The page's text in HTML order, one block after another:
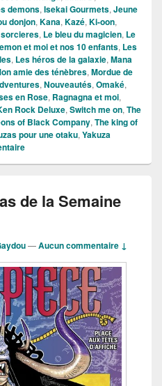
demons, Isekai Gourmets, Jeune
donjon, Kana, Kazé, Ki-oon,
, Le bleu du magicien, Le
et moi et nos 10 enfants, Les
, Les héros de la galaxie, Mana
amie des ténèbres, Mordue de
, Nouveautés, Omaké,
en Rose, Ragnagna et moi,
Rock Deluxe, Switch me on, The
of Black Company, The king of
pour une otaku, Yakuza
de la Semaine
—Aucun commentaire ↓